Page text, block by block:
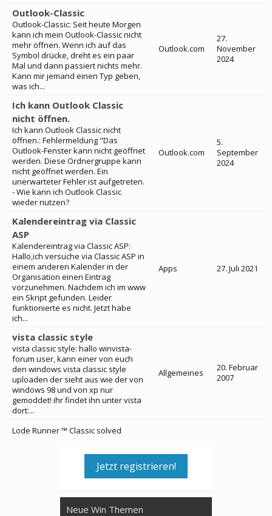
Outlook-Classic
Outlook-Classic: Seit heute Morgen
kann ich mein Outlook-Classic nicht
mehr öffnen. Wenn ich auf das
Symbol drücke, dreht es ein paar
Mal und dann passiert nichts mehr.
Kann mir jemand einen Typ geben,
was ich...
Outlook.com
27.
November
2024
Ich kann Outlook Classic
nicht öffnen.
Ich kann Outlook Classic nicht
öffnen.: Fehlermeldung "Das
Outlook-Fenster kann nicht geöffnet
werden. Diese Ordnergruppe kann
nicht geöffnet werden. Ein
unerwarteter Fehler ist aufgetreten.
- Wie kann ich Outlook Classic
wieder nutzen?
Outlook.com
5.
September
2024
Kalendereintrag via Classic
ASP
Kalendereintrag via Classic ASP:
Hallo,ich versuche via Classic ASP in
einem anderen Kalender in der
Organisation einen Eintrag
vorzunehmen. Nachdem ich im www
ein Skript gefunden. Leider
funktionierte es nicht. Jetzt habe
ich...
Apps 27. Juli 2021
vista classic style
vista classic style: hallo winvista-
forum user, kann einer von euch
den windows vista classic style
uploaden der sieht aus wie der von
windows 98 und von xp nur
gemoddet! ihr findet ihn unter vista
dort:...
Allgemeines
20. Februar
2007
Lode Runner ™ Classic solved
Jetzt registrieren!
Neue Win Themen